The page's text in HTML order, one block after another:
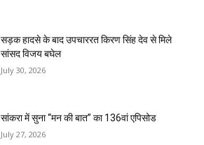
सड़क हादसे के बाद उपचाररत किरण सिंह देव से मिले
सांसद विजय बघेल
July 30, 2026
सांकरा में सुना “मन की बात” का 136वां एपिसोड
July 27, 2026